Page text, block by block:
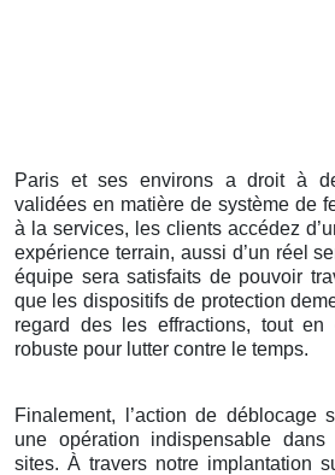
Paris et ses environs a droit à
validées en matière de système de
à la services, les clients accédez
expérience terrain, aussi d’un réel
équipe sera satisfaits de pouvoir
que les dispositifs de protection
regard des les effractions, tout en
robuste pour lutter contre le temps.
Finalement, l’action de déblocage
une opération indispensable dans
sites. À travers notre implantation